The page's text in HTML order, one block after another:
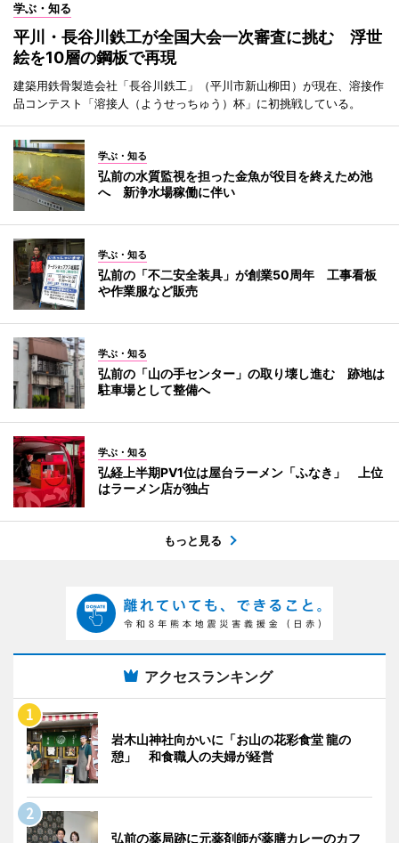
学ぶ・知る
平川・長谷川鉄工が全国大会一次審査に挑む 浮世
絵を10層の鋼板で再現
建築用鉄骨製造会社「長谷川鉄工」（平川市新山柳田）が現在、溶接作
品コンテスト「溶接人（ようせっちゅう）杯」に初挑戦している。
学ぶ・知る
弘前の水質監視を担った金魚が役目を終えため池
へ 新浄水場稼働に伴い
学ぶ・知る
弘前の「不二安全装具」が創業50周年 工事看板
や作業服など販売
学ぶ・知る
弘前の「山の手センター」の取り壊し進む 跡地は
駐車場として整備へ
学ぶ・知る
弘経上半期PV1位は屋台ラーメン「ふなき」 上位
はラーメン店が独占
もっと見る
アクセスランキング
岩木山神社向かいに「お山の花彩食堂 龍の
憩」 和食職人の夫婦が経営
弘前の薬局跡に元薬剤師が薬膳カレーのカフ